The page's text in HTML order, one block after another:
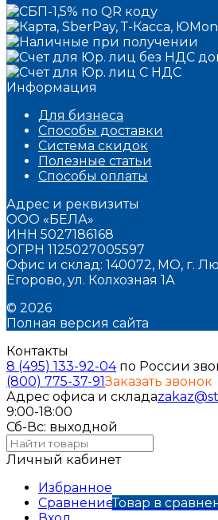
Информация
Для бизнеса
Способы доставки
Система скидок
Полезные статьи
Способы оплаты
Адрес и реквизиты
ООО «БЕЛА»
ИНН 5027186168
ОГРН 1125027005597
Офис и склад: 140072, МО, г.
Егорово, ул. Колхозная 1А
© 2026
Полная версия сайта
Контакты
8 (495) 133-92-04по России
(800) 775-37-91Заказать звонок
Адрес офиса и склада
9:00-18:00
Сб-Вс: выходной
Личный кабинет
Избранное
СравнениеТовар в